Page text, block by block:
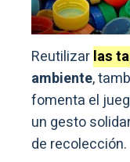
Reutilizarlas
ambiente,
fomenta el
un gesto
de recolección.